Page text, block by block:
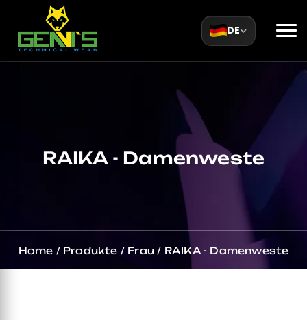
DE
RAIKA - Damenweste
Home / Produkte / Frau / RAIKA - Damenweste